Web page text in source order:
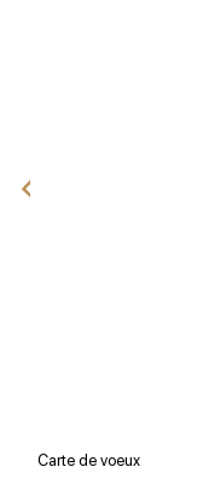
Carte de voeux